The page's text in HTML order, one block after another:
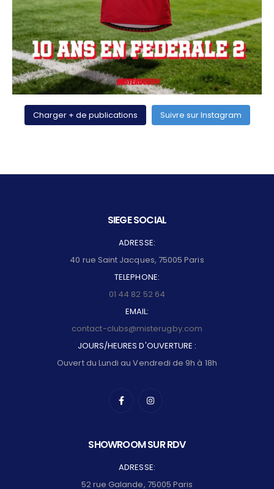
Charger + de publications Suivre sur Instagram
SIEGE SOCIAL
ADRESSE:
40 rue Saint Jacques, 75005 Paris
TELEPHONE:
01 44 82 52 64
EMAIL:
contact-clubs@misterugby.com
JOURS/HEURES D'OUVERTURE :
Ouvert du Lundi au Vendredi de 9h à 18h
SHOWROOM SUR RDV
ADRESSE:
52 rue Galande, 75005 Paris